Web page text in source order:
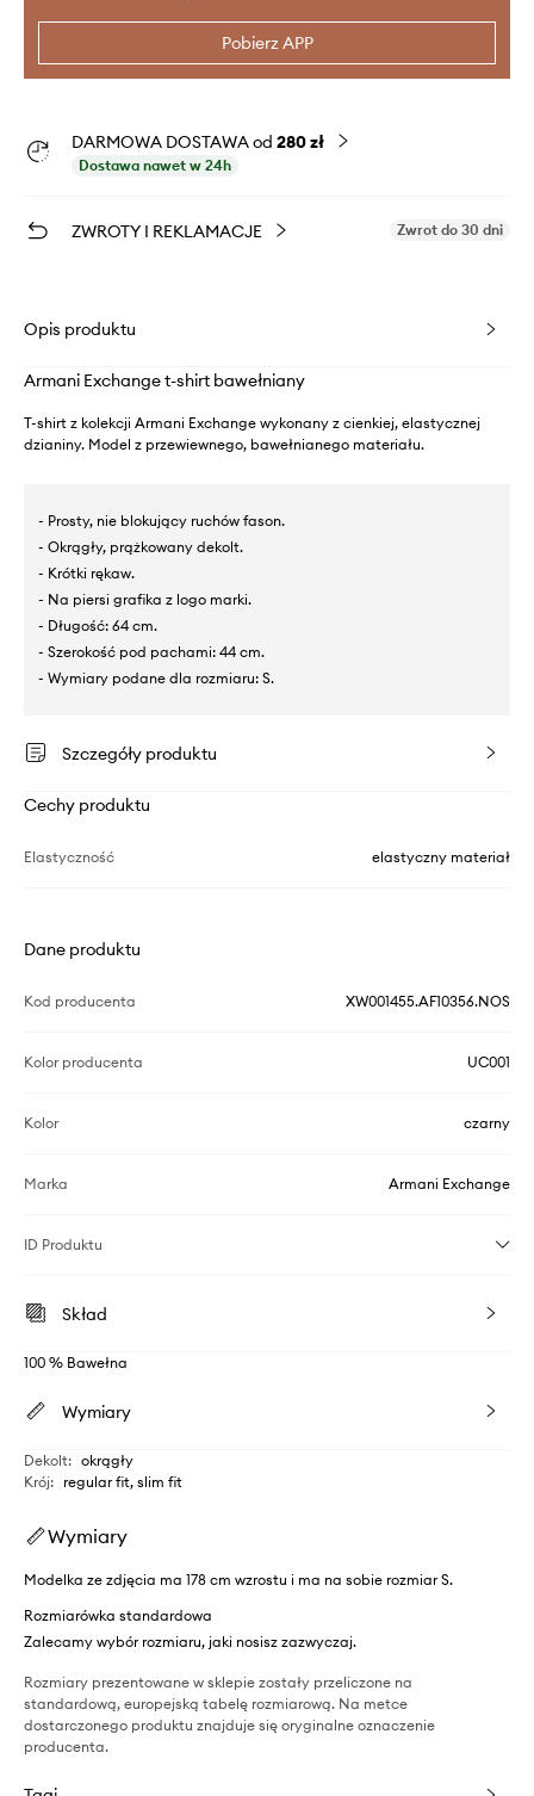
Pobierz APP
DARMOWA DOSTAWA od 280 zł
Dostawa nawet w 24h
ZWROTY I REKLAMACJE Zwrot do 30 dni
Opis produktu
Armani Exchange t-shirt bawełniany
T-shirt z kolekcji Armani Exchange wykonany z cienkiej, elastycznej
dzianiny. Model z przewiewnego, bawełnianego materiału.
- Prosty, nie blokujący ruchów fason.
- Okrągły, prążkowany dekolt.
- Krótki rękaw.
- Na piersi grafika z logo marki.
- Długość: 64 cm.
- Szerokość pod pachami: 44 cm.
- Wymiary podane dla rozmiaru: S.
Szczegóły produktu
Cechy produktu
Elastyczność elastyczny materiał
Dane produktu
Kod producenta XW001455.AF10356.NOS
Kolor producenta UC001
Kolor czarny
Marka Armani Exchange
ID Produktu
Skład
100 % Bawełna
Wymiary
Dekolt: okrągły
Krój: regular fit, slim fit
Wymiary
Modelka ze zdjęcia ma 178 cm wzrostu i ma na sobie rozmiar S.
Rozmiarówka standardowa
Zalecamy wybór rozmiaru, jaki nosisz zazwyczaj.
Rozmiary prezentowane w sklepie zostały przeliczone na
standardową, europejską tabelę rozmiarową. Na metce
dostarczonego produktu znajduje się oryginalne oznaczenie
producenta.